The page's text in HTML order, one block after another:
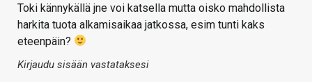
Toki kännykällä jne voi katsella mutta oisko mahdollista
harkita tuota alkamisaikaa jatkossa, esim tunti kaks
eteenpäin?
Kirjaudu sisään vastataksesi